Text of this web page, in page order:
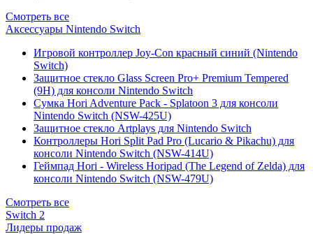
Смотреть все
Аксессуары Nintendo Switch
Игровой контроллер Joy-Con красный синий (Nintendo
Switch)
Защитное стекло Glass Screen Pro+ Premium Tempered
(9H) для консоли Nintendo Switch
Сумка Hori Adventure Pack - Splatoon 3 для консоли
Nintendo Switch (NSW-425U)
Защитное стекло Artplays для Nintendo Switch
Контроллеры Hori Split Pad Pro (Lucario & Pikachu) для
консоли Nintendo Switch (NSW-414U)
Геймпад Hori - Wireless Horipad (The Legend of Zelda) для
консоли Nintendo Switch (NSW-479U)
Смотреть все
Switch 2
Лидеры продаж